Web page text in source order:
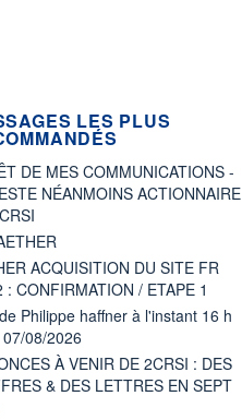
LES PLUS
DE MES COMMUNICATIONS -
NÉANMOINS ACTIONNAIRE
ACQUISITION DU SITE FR
: CONFIRMATION / ETAPE 1
Philippe haffner à l'instant 16 h
08/2026
À VENIR DE 2CRSI : DES
& DES LETTRES EN SEPT